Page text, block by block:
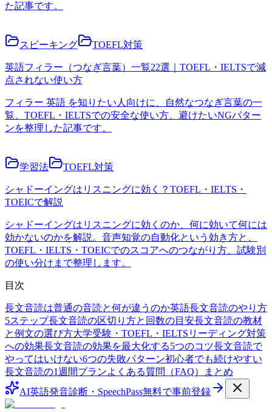
た記事です。
スピーキング TOEFL対策
英語フィラー（つなぎ言葉）一覧22選｜TOEFL・IELTSで減
点されない使い方
フィラー 英語 を知りたい人向けに、自然なつなぎ言葉の一
覧、TOEFL・IELTSでの安全な使い方、避けたいNGパター
ンを整理した記事です。
学習法 TOEFL対策
シャドーイングはリスニングに効く？TOEFL・IELTS・
TOEICで解説
シャドーイングはリスニングに効くのか、何に効いて何には
効かないのかを解説。音声知覚の自動化という効き方と、
TOEFL・IELTS・TOEICでのスコアへのつながり方、試験別
の使い分けまで整理します。
目次
長文音読は普通の音読と何が違うのか英語長文音読のやり方
5ステップ長文音読の区切り方と回数の目安長文音読の教材
と例文の選び方大学受験・TOEFL・IELTSリーディング対策
への効果長文音読の効果を最大化する5つのコツ長文音読で
やってはいけない6つの失敗パターン初心者でも続けやすい
長文音読の1週間プランよくある質問（FAQ）
まとめ
AI英語発音診断・SpeechPass無料で事前登録